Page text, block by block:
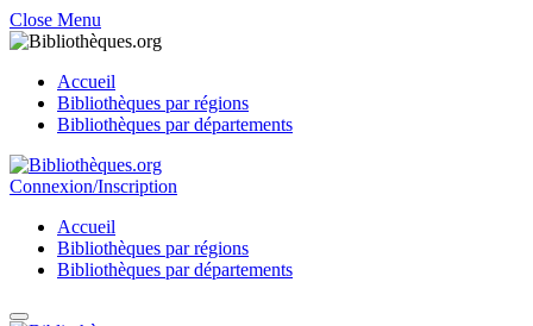
Close Menu
Accueil
Bibliothèques par régions
Bibliothèques par départements
Connexion/Inscription
Accueil
Bibliothèques par régions
Bibliothèques par départements